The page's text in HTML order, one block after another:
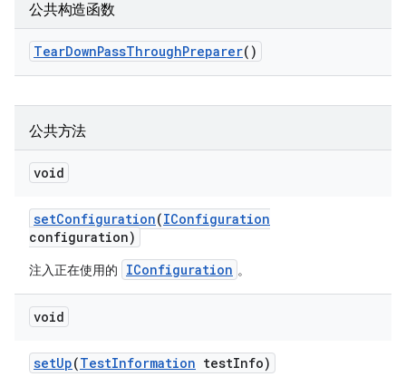
公共构造函数
TearDownPassThroughPreparer()
公共方法
void
setConfiguration(IConfiguration
configuration)
注入正在使用的 IConfiguration 。
void
setUp(TestInformation testInfo)